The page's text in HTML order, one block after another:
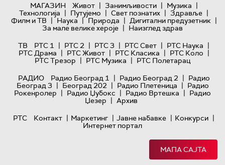
МАГАЗИН
Живот | Занимљивости | Музика |
Технологијa | Путујемо | Свет познатих | Здравље |
Филм и ТВ | Наука | Природа | Дигитални предузетник |
За мале велике хероје | Наизглед здрав
ТВ
РТС 1 | РТС 2 | РТС 3 | РТС Свет | РТС Наука |
РТС Драма | РТС Живот | РТС Класика | РТС Коло |
РТС Трезор | РТС Музика | РТС Полетарац
РАДИО
Радио Београд 1 | Радио Београд 2 | Радио
Београд 3 | Београд 202 | Радио Плетеница | Радио
Рокенролер | Радио Џубокс | Радио Вртешка | Радио
Џезер | Архив
РТС
Контакт | Маркетинг | Јавне набавке | Конкурси |
Интернет портал
МАПА САЈТА